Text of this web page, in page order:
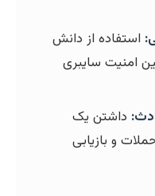
استفاده از دانش
امنیت سایبری
داشتن یک
و بازیابی